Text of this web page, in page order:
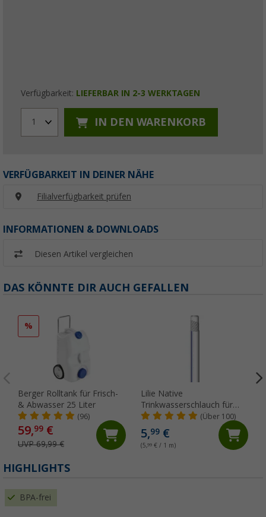
Verfügbarkeit: LIEFERBAR IN 2-3 WERKTAGEN
1 IN DEN WARENKORB
VERFÜGBARKEIT IN DEINER NÄHE
Filialverfügbarkeit prüfen
INFORMATIONEN & DOWNLOADS
Diesen Artikel vergleichen
DAS KÖNNTE DIR AUCH GEFALLEN
%
Berger Rolltank für Frisch-
& Abwasser 25 Liter
(96)
59,99 €
UVP 69,99 €
Lilie Native
Trinkwasserschlauch für
Kaltwasser 10x15 mm
(Meterware)
(Über 100)
5,99€
(5,99€ / 1 m)
HIGHLIGHTS
BPA-frei